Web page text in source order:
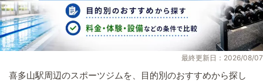
最終更新日：2026/08/07
喜多山駅周辺のスポーツジムを、目的別のおすすめから探し